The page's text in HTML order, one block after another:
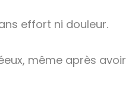
effort ni douleur.
même après avoir